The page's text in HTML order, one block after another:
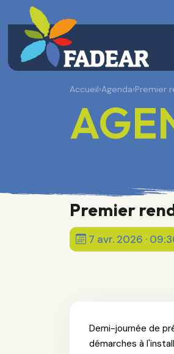
Accueil›Agenda›Premier
Premier
7 avr. 2026 ·
Demi-journée de
démarches à